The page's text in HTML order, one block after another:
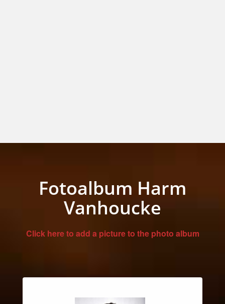
Fotoalbum Harm
Vanhoucke
Click here to add a picture to the photo album